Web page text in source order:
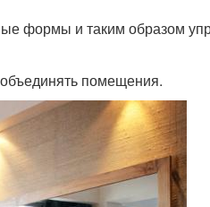
формы и таким образом
помещения.